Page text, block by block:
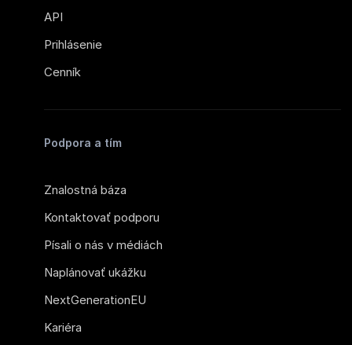
API
Prihlásenie
Cenník
Podpora a tím
Znalostná báza
Kontaktovať podporu
Písali o nás v médiách
Naplánovať ukážku
NextGenerationEU
Kariéra